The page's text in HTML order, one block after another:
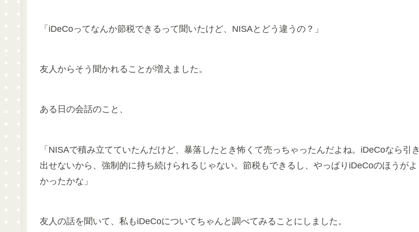
「iDeCoってなんか節税できるって聞いたけど、NISAとどう違うの？」
友人からそう聞かれることが増えました。
ある日の会話のこと、
「NISAで積み立てていたんだけど、暴落したとき怖くて売っちゃったんだよね。iDeCoなら引き
出せないから、強制的に持ち続けられるじゃない。節税もできるし、やっぱりiDeCoのほうがよ
かったかな」
友人の話を聞いて、私もiDeCoについてちゃんと調べてみることにしました。